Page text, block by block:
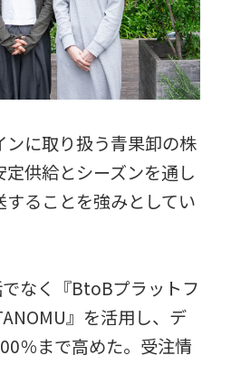
に取り扱う青果卸の株
供給とシーズンを通し
ることを強みとしてい
なく『BtoBプラットフ
』を活用し、デ
％まで高めた。受注情